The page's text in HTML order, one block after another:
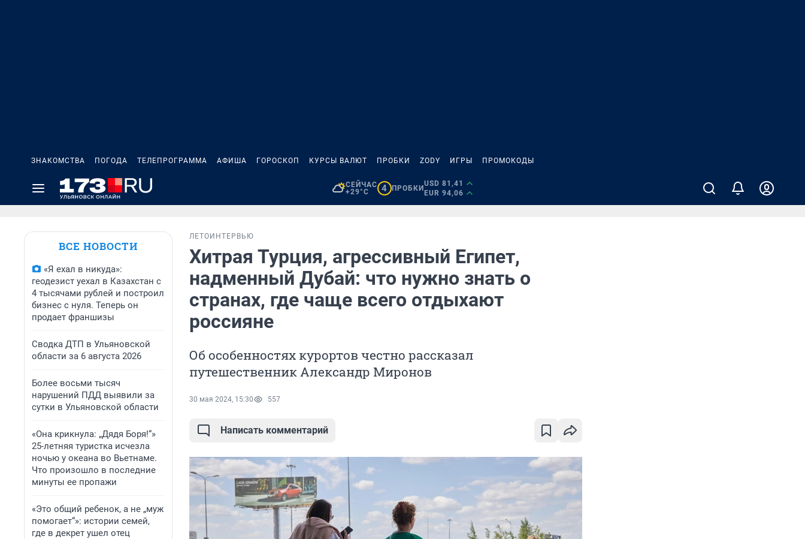
ЗНАКОМСТВА ПОГОДА ТЕЛЕПРОГРАММА АФИША ГОРОСКОП КУРСЫ ВАЛЮТ ПРОБКИ ZODY ИГРЫ ПРОМОКОДЫ
СЕЙЧАС
+29°C
4 ПРОБКИ
USD 81,41
EUR 94,06
ВСЕ НОВОСТИ
«Я ехал в никуда»:
геодезист уехал в Казахстан с
4 тысячами рублей и построил
бизнес с нуля. Теперь он
продает франшизы
Сводка ДТП в Ульяновской
области за 6 августа 2026
Более восьми тысяч
нарушений ПДД выявили за
сутки в Ульяновской области
«Она крикнула: „Дядя Боря!“»
25-летняя туристка исчезла
ночью у океана во Вьетнаме.
Что произошло в последние
минуты ее пропажи
«Это общий ребенок, а не „муж
помогает“»: истории семей,
где в декрет ушел отец
ЛЕТО ИНТЕРВЬЮ
Хитрая Турция, агрессивный Египет,
надменный Дубай: что нужно знать о
странах, где чаще всего отдыхают
россияне
Об особенностях курортов честно рассказал
путешественник Александр Миронов
30 мая 2024, 15:30 557
Написать комментарий